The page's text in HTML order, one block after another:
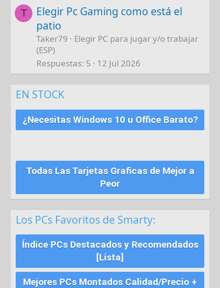
T
Elegir Pc Gaming como está el
patio
Taker79
Elegir PC para jugar y/o trabajar
(ESP)
Respuestas 5 12 Jul 2026
EN STOCK
¿Necesitas Windows 10 u Office Barato?
Todas Las Tarjetas Graficas de Mejor a
Peor
Los PCs Favoritos de Smarty:
Índice PCs Destacados y Recomendados
[Lista]
Mejores PCs Montados Calidad/Precio +